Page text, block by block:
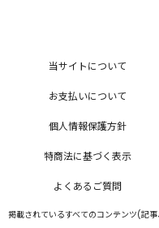
当サイトについて
お支払いについて
個人情報保護方針
特商法に基づく表示
よくあるご質問
掲載されているすべてのコンテンツ(記